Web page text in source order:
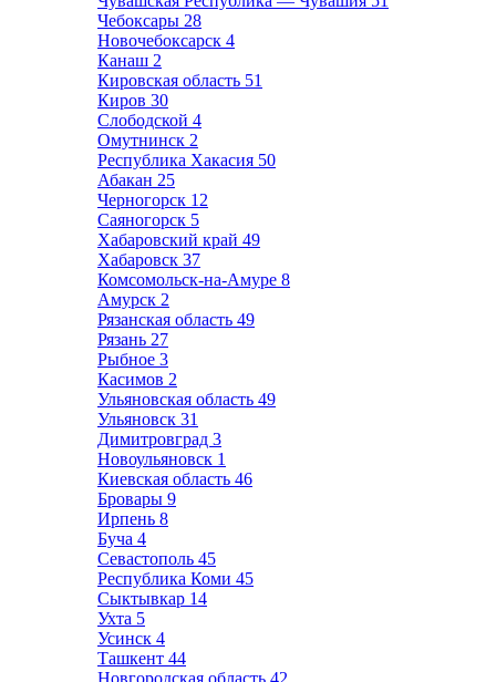
Чебоксары 28
Новочебоксарск 4
Канаш 2
Кировская область 51
Киров 30
Слободской 4
Омутнинск 2
Республика Хакасия 50
Абакан 25
Черногорск 12
Саяногорск 5
Хабаровский край 49
Хабаровск 37
Комсомольск-на-Амуре 8
Амурск 2
Рязанская область 49
Рязань 27
Рыбное 3
Касимов 2
Ульяновская область 49
Ульяновск 31
Димитровград 3
Новоульяновск 1
Киевская область 46
Бровары 9
Ирпень 8
Буча 4
Севастополь 45
Республика Коми 45
Сыктывкар 14
Ухта 5
Усинск 4
Ташкент 44
Новгородская область 42